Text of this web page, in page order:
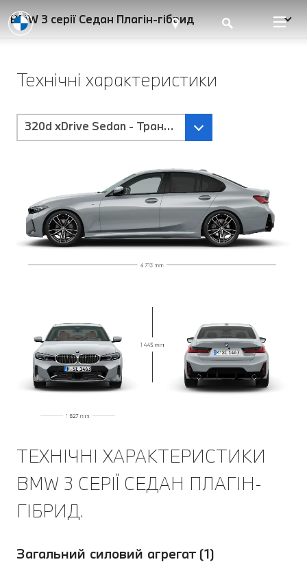
BMW 3 серії Седан Плагін-гібрид
Технічні характеристики
320d xDrive Sedan - Трансмісія Steptronic Sport
ТЕХНІЧНІ ХАРАКТЕРИСТИКИ
BMW 3 СЕРІЇ СЕДАН ПЛАГІН-
ГІБРИД.
Загальний силовий агрегат (1)